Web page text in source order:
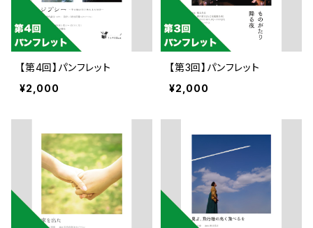
【第4回】パンフレット
¥2,000
【第3回】パンフレット
¥2,000